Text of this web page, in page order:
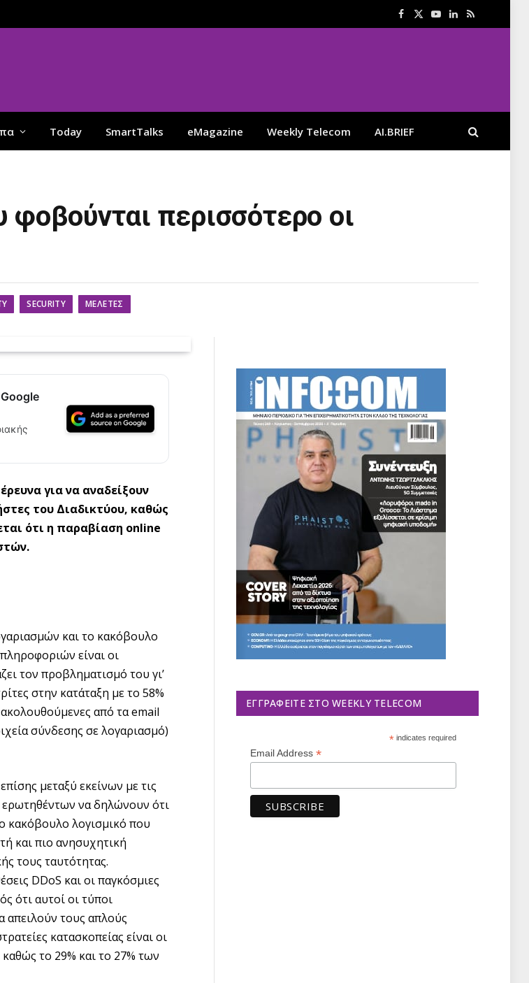
Facebook
X
YouTube
LinkedIn
RSS
Today SmartTalks eMagazine Weekly Telecom AI.BRIEF
περισσότερο οι
SECURITY ΜΕΛΈΤΕΣ
για να αναδείξουν
του Διαδικτύου, καθώς
ότι η παραβίαση online
και το κακόβουλο
είναι οι
τον προβληματισμό του γι’
στην κατάταξη με το 58%
από τα email
σύνδεσης σε λογαριασμό)
μεταξύ εκείνων με τις
ερωτηθέντων να δηλώνουν ότι
κακόβουλο λογισμικό που
και πιο ανησυχητική
τους ταυτότητας.
DDoS και οι παγκόσμιες
ότι αυτοί οι τύποι
απειλούν τους απλούς
κατασκοπείας είναι οι
καθώς το 29% και το 27% των
ΕΓΓΡΑΦΕΊΤΕ ΣΤΟ WEEKLY TELECOM
*indicates required
Email Address *